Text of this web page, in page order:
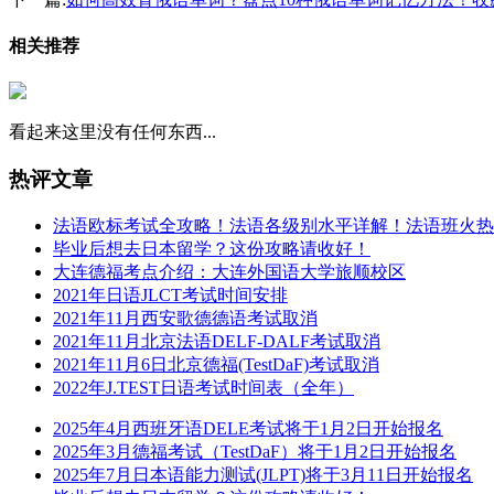
相关推荐
看起来这里没有任何东西...
热评文章
法语欧标考试全攻略！法语各级别水平详解！法语班火
毕业后想去日本留学？这份攻略请收好！
大连德福考点介绍：大连外国语大学旅顺校区
2021年日语JLCT考试时间安排
2021年11月西安歌德德语考试取消
2021年11月北京法语DELF-DALF考试取消
2021年11月6日北京德福(TestDaF)考试取消
2022年J.TEST日语考试时间表（全年）
2025年4月西班牙语DELE考试将于1月2日开始报名
2025年3月德福考试（TestDaF）将于1月2日开始报名
2025年7月日本语能力测试(JLPT)将于3月11日开始报名